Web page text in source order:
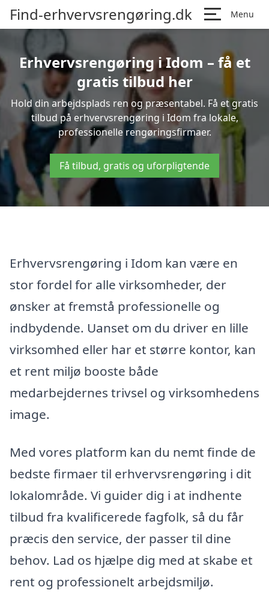
Find-erhvervsrengøring.dk Menu
Erhvervsrengøring i Idom – få et
gratis tilbud her
Hold din arbejdsplads ren og præsentabel. Få et gratis
tilbud på erhvervsrengøring i Idom fra lokale,
professionelle rengøringsfirmaer.
Få tilbud, gratis og uforpligtende
Erhvervsrengøring i Idom kan være en
stor fordel for alle virksomheder, der
ønsker at fremstå professionelle og
indbydende. Uanset om du driver en lille
virksomhed eller har et større kontor, kan
et rent miljø booste både
medarbejdernes trivsel og virksomhedens
image.
Med vores platform kan du nemt finde de
bedste firmaer til erhvervsrengøring i dit
lokalområde. Vi guider dig i at indhente
tilbud fra kvalificerede fagfolk, så du får
præcis den service, der passer til dine
behov. Lad os hjælpe dig med at skabe et
rent og professionelt arbejdsmiljø.